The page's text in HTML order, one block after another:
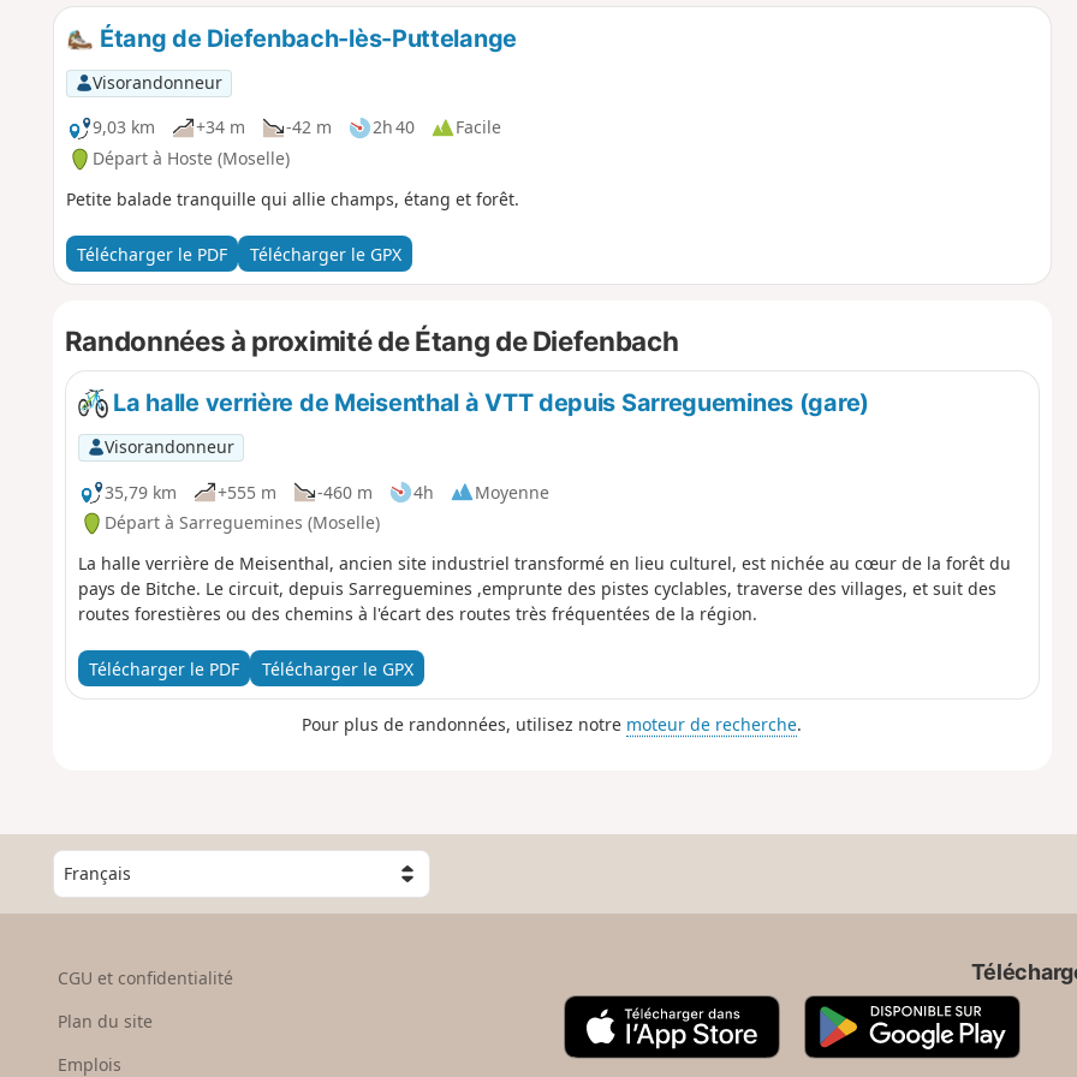
Étang de Diefenbach-lès-Puttelange
Visorandonneur
9,03 km
+34 m -42 m 2h 40
Facile
Départ à Hoste (Moselle)
Petite balade tranquille qui allie champs, étang et forêt.
Télécharger le PDF Télécharger le GPX
Randonnées à proximité de Étang de Diefenbach
La halle verrière de Meisenthal à VTT depuis Sarreguemines (gare)
Visorandonneur
35,79 km
+555 m -460 m 4h
Moyenne
Départ à Sarreguemines (Moselle)
La halle verrière de Meisenthal, ancien site industriel transformé en lieu culturel, est nichée au cœur de la forêt du
pays de Bitche. Le circuit, depuis Sarreguemines ,emprunte des pistes cyclables, traverse des villages, et suit des
routes forestières ou des chemins à l'écart des routes très fréquentées de la région.
Télécharger le PDF Télécharger le GPX
Pour plus de randonnées, utilisez notre moteur de recherche.
C
h
o
s
e
CGU et confidentialité
Plan du site
Emplois
A
p
G
o